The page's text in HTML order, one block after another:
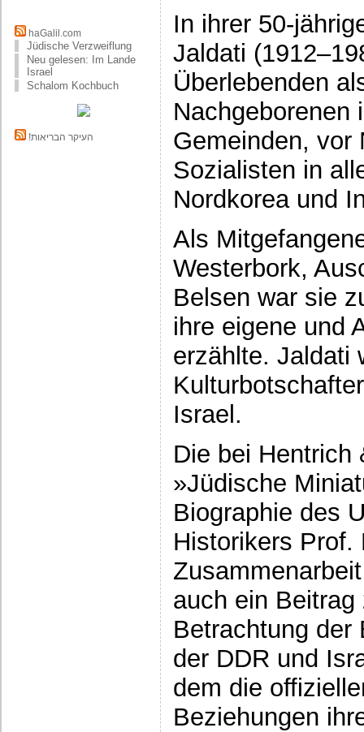
haGalil.com
Jüdische Verzweiflung
Neu gelesen: Im Lande
Israel
Schalom Kochbuch
!העיקר הבריאות
In ihrer 50-
Jaldati
Überlebenden
Nachgeborenen
Gemeinden, vor
Sozialisten in
Nordkorea und
Als
Westerbork,
Belsen war sie
ihre eigene und
erzählte. Jaldati
Israel.
Die bei Hentrich
»Jüdische
Biographie des
Historikers Prof.
auch ein
Betrachtung der
der DDR und
dem die
Beziehungen